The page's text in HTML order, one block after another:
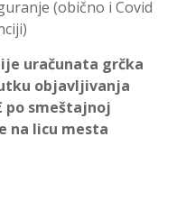
(obično i Covid
uračunata grčka
objavljivanja
po smeštajnoj
na licu mesta